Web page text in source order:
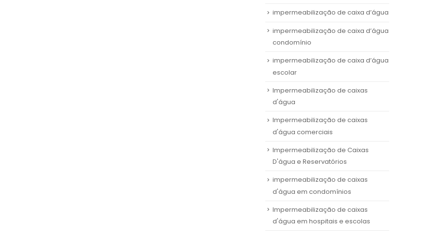
impermeabilização de caixa d’água
impermeabilização de caixa d’água
condomínio
impermeabilização de caixa d’água
escolar
Impermeabilização de caixas
d'água
Impermeabilização de caixas
d'água comerciais
Impermeabilização de Caixas
D'água e Reservatórios
impermeabilização de caixas
d'água em condomínios
Impermeabilização de caixas
d'água em hospitais e escolas